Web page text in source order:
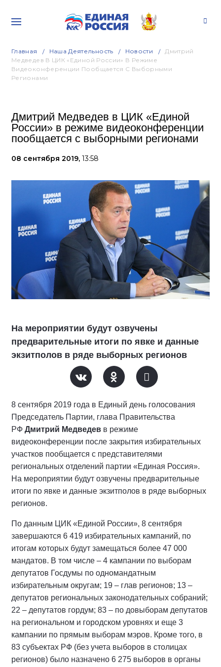
Главная Наша Деятельность Новости
Дмитрий
Медведев В ЦИК «Единой России» В Режиме
Видеоконференции Пообщается С Выборными
Регионами
Дмитрий Медведев в ЦИК «Единой
России» в режиме видеоконференции
пообщается с выборными регионами
08 сентября 2019, 13:58
На мероприятии будут озвучены
предварительные итоги по явке и данные
экзитполов в ряде выборных регионов
8 сентября 2019 года в Единый день голосования
Председатель Партии, глава Правительства
РФ Дмитрий Медведев в режиме
видеоконференции после закрытия избирательных
участков пообщается с представителями
региональных отделений партии «Единая Россия».
На мероприятии будут озвучены предварительные
итоги по явке и данные экзитполов в ряде выборных
регионов.
По данным ЦИК «Единой России», 8 сентября
завершаются 6 419 избирательных кампаний, по
итогам которых будут замещаться более 47 000
мандатов. В том числе – 4 кампании по выборам
депутатов Госдумы по одномандатным
избирательным округам; 19 – глав регионов; 13 –
депутатов региональных законодательных собраний;
22 – депутатов гордум; 83 – по довыборам депутатов
на региональном и городском уровнях и еще 3
кампании по прямым выборам мэров. Кроме того, в
83 субъектах РФ (без учета выборов в столицах
регионов) было назначено 6 275 выборов в органы